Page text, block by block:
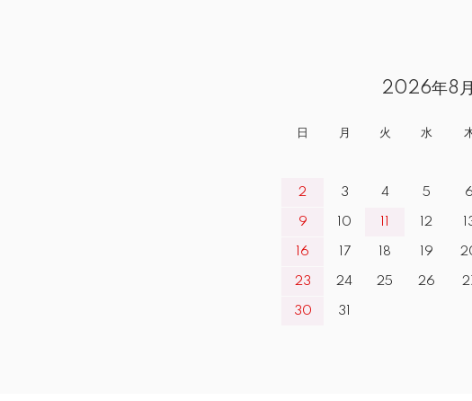
2026年8月
日 月 火 水
2 3 4 5 6
9 10 12
16 17 18 19
23 24 25 26
30 31